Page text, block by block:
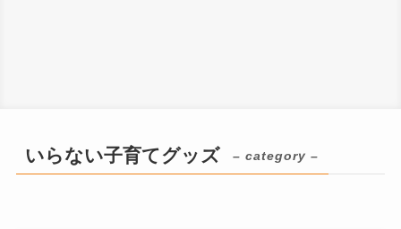
いらない子育てグッズ – category –